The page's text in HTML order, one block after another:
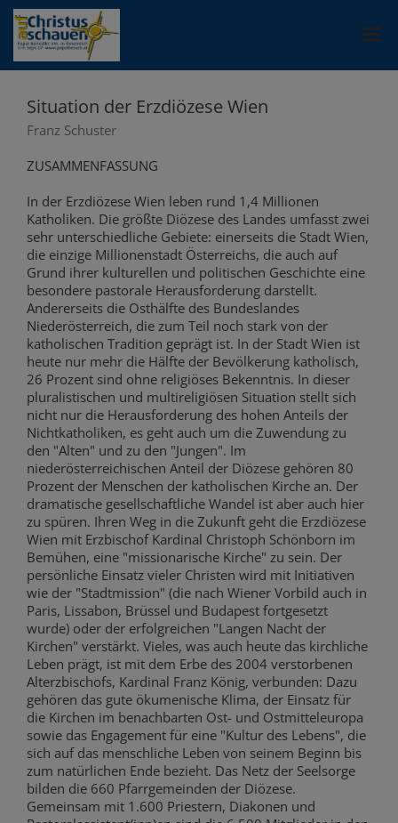
Situation der Erzdiözese Wien
Franz Schuster
ZUSAMMENFASSUNG
In der Erzdiözese Wien leben rund 1,4 Millionen
Katholiken. Die größte Diözese des Landes umfasst zwei
sehr unterschiedliche Gebiete: einerseits die Stadt Wien,
die einzige Millionenstadt Österreichs, die auch auf
Grund ihrer kulturellen und politischen Geschichte eine
besondere pastorale Herausforderung darstellt.
Andererseits die Osthälfte des Bundeslandes
Niederösterreich, die zum Teil noch stark von der
katholischen Tradition geprägt ist. In der Stadt Wien ist
heute nur mehr die Hälfte der Bevölkerung katholisch,
26 Prozent sind ohne religiöses Bekenntnis. In dieser
pluralistischen und multireligiösen Situation stellt sich
nicht nur die Herausforderung des hohen Anteils der
Nichtkatholiken, es geht auch um die Zuwendung zu
den "Alten" und zu den "Jungen". Im
niederösterreichischen Anteil der Diözese gehören 80
Prozent der Menschen der katholischen Kirche an. Der
dramatische gesellschaftliche Wandel ist aber auch hier
zu spüren. Ihren Weg in die Zukunft geht die Erzdiözese
Wien mit Erzbischof Kardinal Christoph Schönborn im
Bemühen, eine "missionarische Kirche" zu sein. Der
persönliche Einsatz vieler Christen wird mit Initiativen
wie der "Stadtmission" (die nach Wiener Vorbild auch in
Paris, Lissabon, Brüssel und Budapest fortgesetzt
wurde) oder der erfolgreichen "Langen Nacht der
Kirchen" verstärkt. Vieles, was auch heute das kirchliche
Leben prägt, ist mit dem Erbe des 2004 verstorbenen
Alterzbischofs, Kardinal Franz König, verbunden: Dazu
gehören das gute ökumenische Klima, der Einsatz für
die Kirchen im benachbarten Ost- und Ostmitteleuropa
sowie das Engagement für eine "Kultur des Lebens", die
sich auf das menschliche Leben von seinem Beginn bis
zum natürlichen Ende bezieht. Das Netz der Seelsorge
bilden die 660 Pfarrgemeinden der Diözese.
Gemeinsam mit 1.600 Priestern, Diakonen und